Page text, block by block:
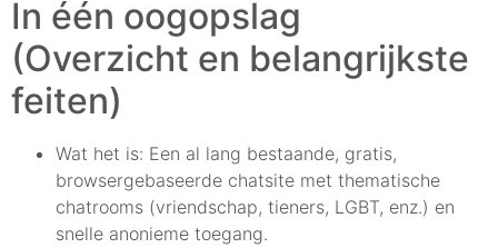
In één oogopslag
(Overzicht en belangrijkste
feiten)
Wat het is: Een al lang bestaande, gratis,
browsergebaseerde chatsite met thematische
chatrooms (vriendschap, tieners, LGBT, enz.) en
snelle anonieme toegang.